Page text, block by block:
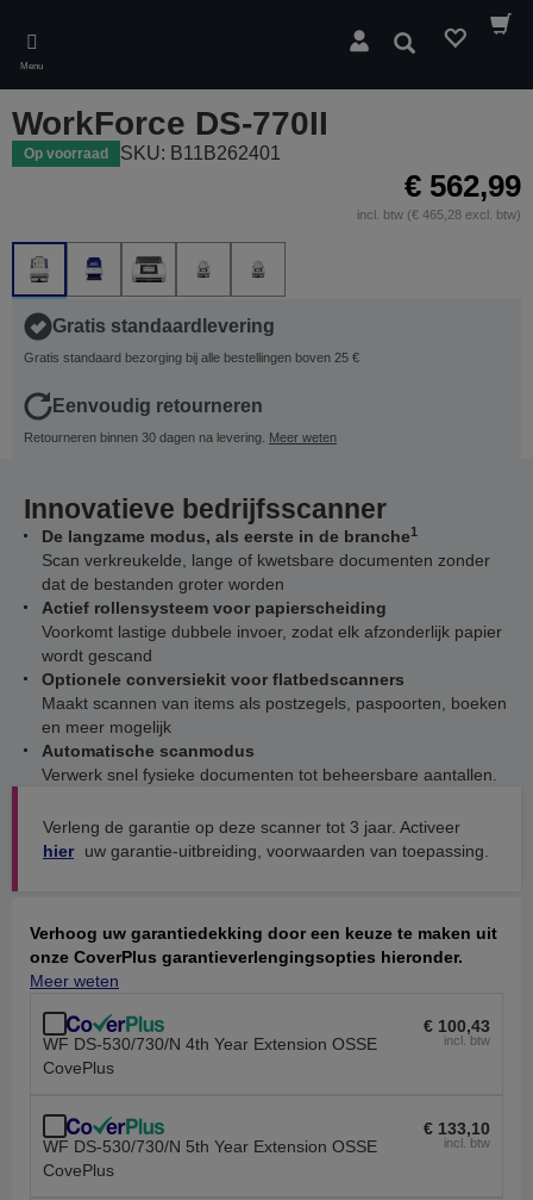
main
content
Menu
Zoeken
WorkForce DS-770II
Op voorraad SKU: B11B262401
€ 562,99
incl. btw (€ 465,28 excl. btw)
Gratis standaardlevering
Gratis standaard bezorging bij alle bestellingen boven 25 €
Eenvoudig retourneren
Retourneren binnen 30 dagen na levering. Meer weten
Innovatieve bedrijfsscanner
De langzame modus, als eerste in de branche1
Scan verkreukelde, lange of kwetsbare documenten zonder
dat de bestanden groter worden
Actief rollensysteem voor papierscheiding
Voorkomt lastige dubbele invoer, zodat elk afzonderlijk papier
wordt gescand
Optionele conversiekit voor flatbedscanners
Maakt scannen van items als postzegels, paspoorten, boeken
en meer mogelijk
Automatische scanmodus
Verwerk snel fysieke documenten tot beheersbare aantallen.
Verleng de garantie op deze scanner tot 3 jaar. Activeer
hier
uw garantie-uitbreiding, voorwaarden van toepassing.
Verhoog uw garantiedekking door een keuze te maken uit
onze CoverPlus garantieverlengingsopties hieronder.
Meer weten
WF DS-530/730/N 4th Year Extension OSSE
CovePlus
€ 100,43
incl. btw
WF DS-530/730/N 5th Year Extension OSSE
CovePlus
€ 133,10
incl. btw